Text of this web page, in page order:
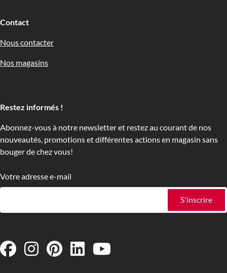
Contact
Nous contacter
Nos magasins
Restez informés !
Abonnez-vous à notre newsletter et restez au courant de nos
nouveautés, promotions et différentes actions en magasin sans
bouger de chez vous!
Votre adresse e-mail
S'inscrire